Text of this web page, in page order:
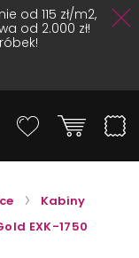
od 115 zł/m2,
od 2.000 zł!
Kabiny
EXK-1750